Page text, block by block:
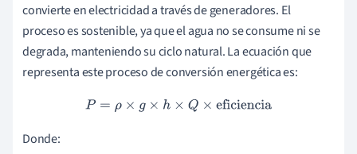
convierte en electricidad a través de generadores. El
proceso es sostenible, ya que el agua no se consume ni se
degrada, manteniendo su ciclo natural. La ecuación que
representa este proceso de conversión energética es:
P=ρ× g× h× Q× eficiencia
Donde: